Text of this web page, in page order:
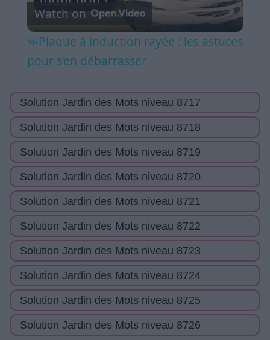
Video
Watch on
🧼Plaque à induction rayée : les astuces
pour s’en débarrasser
Solution Jardin des Mots niveau 8717
Solution Jardin des Mots niveau 8718
Solution Jardin des Mots niveau 8719
Solution Jardin des Mots niveau 8720
Solution Jardin des Mots niveau 8721
Solution Jardin des Mots niveau 8722
Solution Jardin des Mots niveau 8723
Solution Jardin des Mots niveau 8724
Solution Jardin des Mots niveau 8725
Solution Jardin des Mots niveau 8726